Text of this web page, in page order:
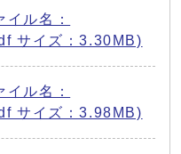
ル名：
サイズ：3.30MB)
ル名：
サイズ：3.98MB)